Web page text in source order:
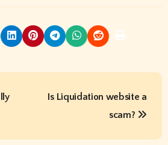
Is Liquidation website a
scam?